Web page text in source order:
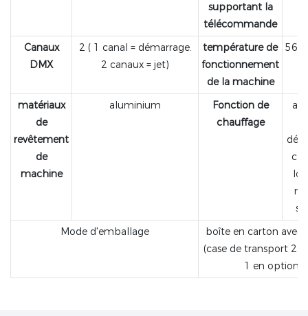
supportant la
télécommande
Canaux
DMX
2 ( 1 canal = démarrage.
2 canaux = jet)
température de
fonctionnement
de la machine
matériaux
de
revêtement
de
machine
aluminium
Fonction de
chauffage
Mode d'emballage
boîte en carton avec
(case de transport 2
1 en option)